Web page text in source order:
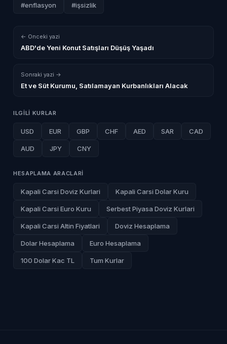
#enflasyon #işsizlik
← Onceki yazi
ABD'de Yeni Konut Satışları Düşüş Yaşadı
Sonraki yazi →
Et ve Süt Kurumu, Satılamayan Kurbanlıkları Alacak
ILGILI KURLAR
USD EUR GBP CHF AED SAR CAD
AUD JPY CNY
HESAPLAMA ARACLARI
Kapali Carsi Doviz Kurlari Kapali Carsi Dolar Kuru
Kapali Carsi Euro Kuru Serbest Piyasa Doviz Kurlari
Kapali Carsi Altin Fiyatlari Doviz Hesaplama
Dolar Hesaplama Euro Hesaplama
100 Dolar Kac TL Tum Kurlar